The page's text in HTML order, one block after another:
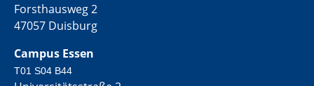
Forsthausweg 2
47057 Duisburg
Campus Essen
T01 S04 B44